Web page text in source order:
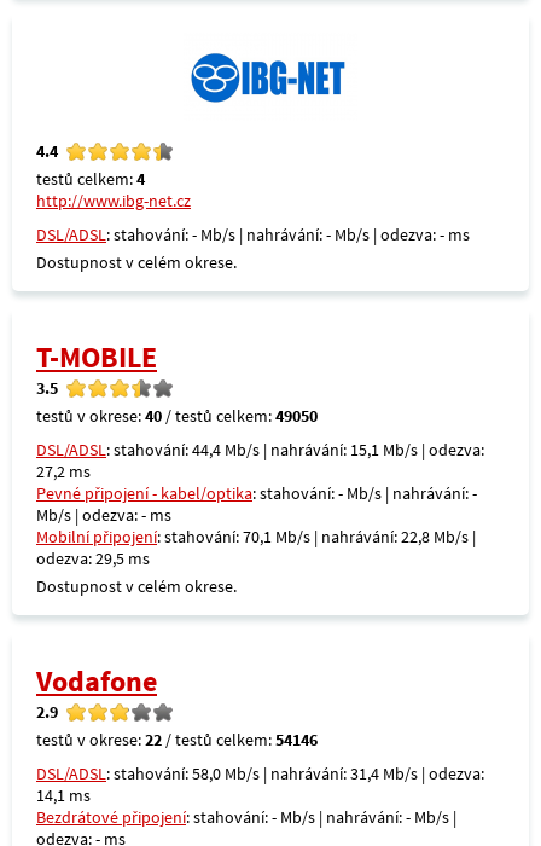
4.4
testů celkem:4
http://www.ibg-net.cz
DSL/ADSL: stahování: - Mb/s | nahrávání: - Mb/s | odezva: - ms
Dostupnost v celém okrese.
T-MOBILE
3.5
testů v okrese:40 / testů celkem:49050
DSL/ADSL: stahování: 44,4 Mb/s | nahrávání: 15,1 Mb/s | odezva:
27,2 ms
Pevné připojení - kabel/optika: stahování: - Mb/s | nahrávání: -
Mb/s | odezva: - ms
Mobilní připojení: stahování: 70,1 Mb/s | nahrávání: 22,8 Mb/s |
odezva: 29,5 ms
Dostupnost v celém okrese.
Vodafone
2.9
testů v okrese:22 / testů celkem:54146
DSL/ADSL: stahování: 58,0 Mb/s | nahrávání: 31,4 Mb/s | odezva:
14,1 ms
Bezdrátové připojení: stahování: - Mb/s | nahrávání: - Mb/s |
odezva: - ms